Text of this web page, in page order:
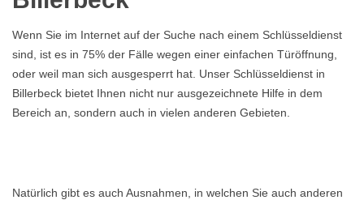
Wenn Sie im Internet auf der Suche nach einem Schlüsseldienst
sind, ist es in 75% der Fälle wegen einer einfachen Türöffnung,
oder weil man sich ausgesperrt hat. Unser Schlüsseldienst in
Billerbeck bietet Ihnen nicht nur ausgezeichnete Hilfe in dem
Bereich an, sondern auch in vielen anderen Gebieten.
Natürlich gibt es auch Ausnahmen, in welchen Sie auch anderen